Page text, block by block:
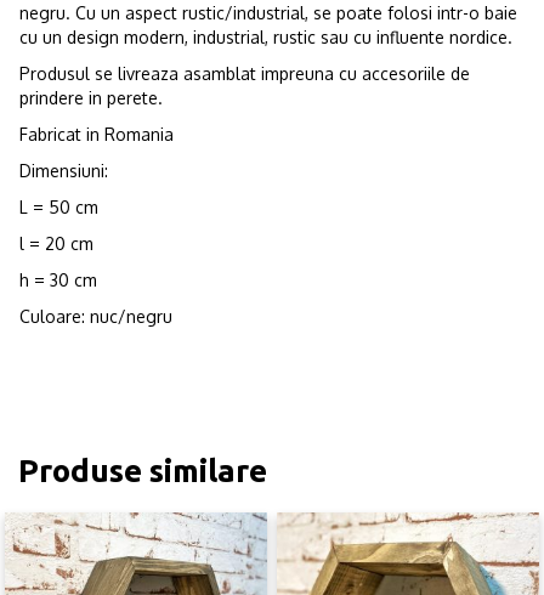
negru. Cu un aspect rustic/industrial, se poate folosi intr-o baie
cu un design modern, industrial, rustic sau cu influente nordice.
Produsul se livreaza asamblat impreuna cu accesoriile de
prindere in perete.
Fabricat in Romania
Dimensiuni:
L = 50 cm
l = 20 cm
h = 30 cm
Culoare: nuc/negru
Produse similare